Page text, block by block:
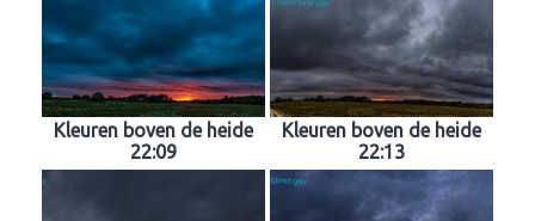
Kleuren boven de heide
22:09
Kleuren boven de heide
22:13